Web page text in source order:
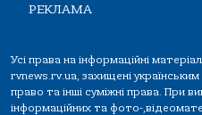
РЕКЛАМА
Усі права на інформаційні
rvnews.rv.ua, захищені
право та інші суміжні права. При
інформаційних та фото-